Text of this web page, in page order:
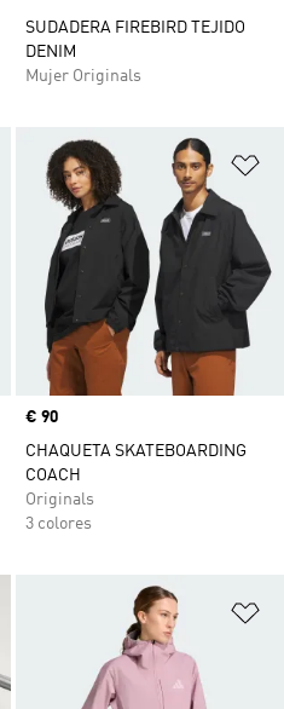
SUDADERA FIREBIRD TEJIDO
DENIM
Mujer Originals
Añadir a la lista de deseos
Precio
€ 90
CHAQUETA SKATEBOARDING
COACH
Originals
3 colores
Añadir a la lista de deseos